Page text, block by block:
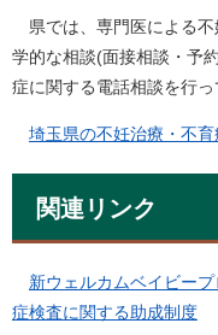
県では、専門医による不
学的な相談(面接相談・予
症に関する電話相談を行っ
埼玉県の不妊治療・不
関連リンク
新ウェルカムベイビー
症検査に関する助成制度